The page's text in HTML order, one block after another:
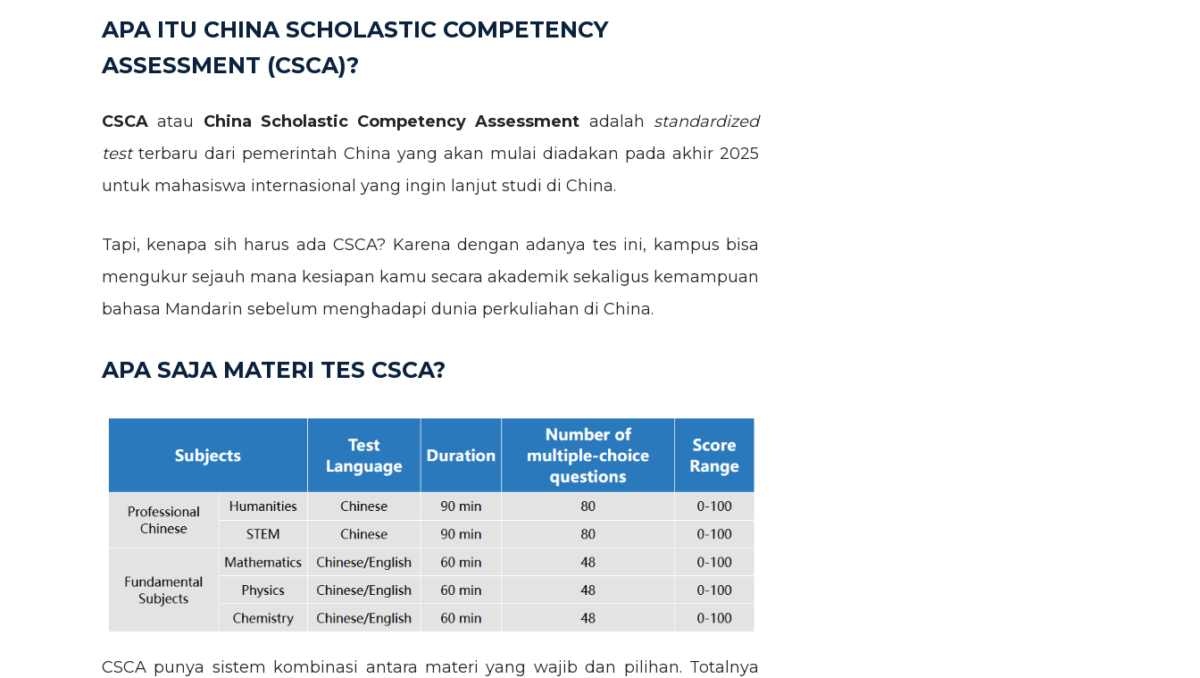
APA ITU CHINA SCHOLASTIC COMPETENCY
ASSESSMENT (CSCA)?
CSCA atau China Scholastic Competency Assessment adalah standardized
testterbaru dari pemerintah China yang akan mulai diadakan pada akhir 2025
untuk mahasiswa internasional yang ingin lanjut studi di China.
Tapi, kenapa sih harus ada CSCA? Karena dengan adanya tes ini, kampus bisa
mengukur sejauh mana kesiapan kamu secara akademik sekaligus kemampuan
bahasa Mandarin sebelum menghadapi dunia perkuliahan di China.
APA SAJA MATERI TES CSCA?
CSCA punya sistem kombinasi antara materi yang wajib dan pilihan. Totalnya